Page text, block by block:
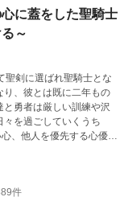
に蓋をした聖騎士
～
聖剣に選ばれ聖騎士とな
り、彼とは既に二年もの
勇者は厳しい訓練や沢
、他人を優先する心優し
ディアを好きになるのに
る日々、聖騎士の任に
それに、クディアは遥か
もあり、不器用なアイナ
件